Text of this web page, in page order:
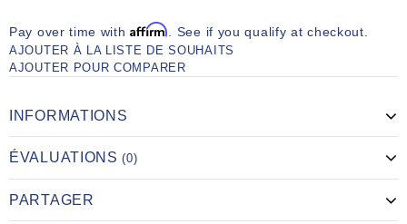
Pay over time withAffirm. See if you qualify at checkout.
AJOUTER À LA LISTE DE SOUHAITS
AJOUTER POUR COMPARER
INFORMATIONS
ÉVALUATIONS(0)
PARTAGER